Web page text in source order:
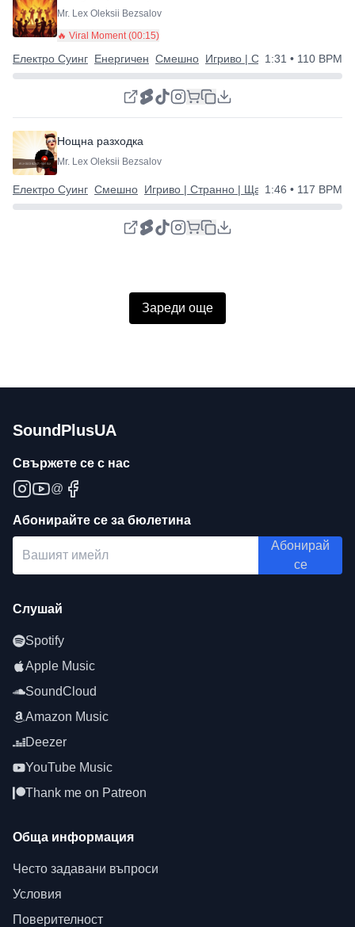
Mr. Lex Oleksii Bezsalov
🔥 Viral Moment (00:15)
Електро Суинг Енергичен Смешно Игриво | Странно |
1:31 • 110 BPM
Нощна разходка
Mr. Lex Oleksii Bezsalov
Електро Суинг Смешно Игриво | Странно | Щастливо
1:46 • 117 BPM
Зареди още
SoundPlusUA
Свържете се с нас
@
Абонирайте се за бюлетина
Абонирай
се
Слушай
Spotify
Apple Music
SoundCloud
Amazon Music
Deezer
YouTube Music
Thank me on Patreon
Обща информация
Често задавани въпроси
Условия
Поверителност